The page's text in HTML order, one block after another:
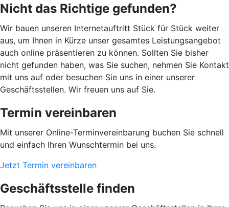
Nicht das Richtige gefunden?
Wir bauen unseren Internetauftritt Stück für Stück weiter
aus, um Ihnen in Kürze unser gesamtes Leistungsangebot
auch online präsentieren zu können. Sollten Sie bisher
nicht gefunden haben, was Sie suchen, nehmen Sie Kontakt
mit uns auf oder besuchen Sie uns in einer unserer
Geschäftsstellen. Wir freuen uns auf Sie.
Termin vereinbaren
Mit unserer Online-Terminvereinbarung buchen Sie schnell
und einfach Ihren Wunschtermin bei uns.
Jetzt Termin vereinbaren
Geschäftsstelle finden